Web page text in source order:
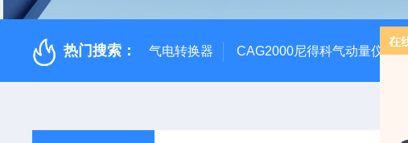
热门搜索： 气电转换器 CAG2000尼得科气动量仪